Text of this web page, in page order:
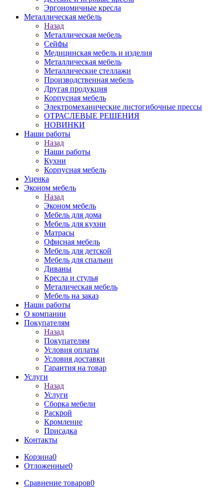
Эргономичные кресла
Металлическая мебель
Назад
Металлическая мебель
Сейфы
Медицинская мебель и изделия
Металлическая мебель
Металлические стеллажи
Производственная мебель
Другая продукция
Корпусная мебель
Электромеханические листогибочные прессы
ОТРАСЛЕВЫЕ РЕШЕНИЯ
НОВИНКИ
Наши работы
Назад
Наши работы
Кухни
Корпусная мебель
Уценка
Эконом мебель
Назад
Эконом мебель
Мебель для дома
Мебель для кухни
Матрасы
Офисная мебель
Мебель для детской
Мебель для спальни
Диваны
Кресла и стулья
Металическая мебель
Мебель на заказ
Наши работы
О компании
Покупателям
Назад
Покупателям
Условия оплаты
Условия доставки
Гарантия на товар
Услуги
Назад
Услуги
Сборка мебели
Раскрой
Кромление
Присадка
Контакты
Корзина0
Отложенные0
Сравнение товаров0